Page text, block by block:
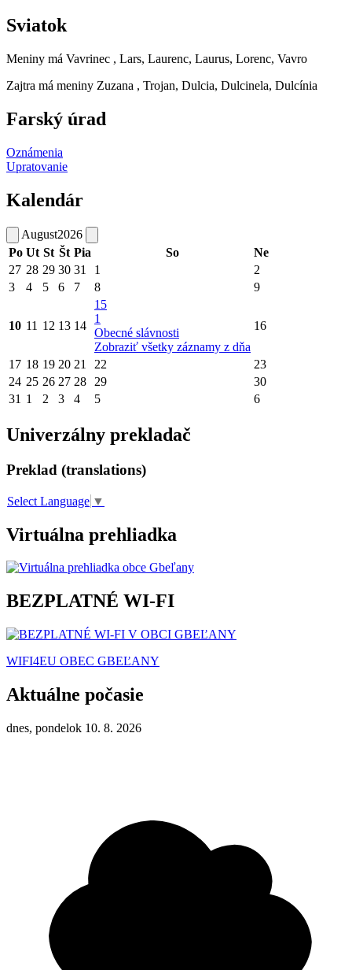
Sviatok
Meniny má Vavrinec , Lars, Laurenc, Laurus, Lorenc, Vavro
Zajtra má meniny Zuzana , Trojan, Dulcia, Dulcinela, Dulcínia
Farský úrad
Oznámenia
Upratovanie
Kalendár
August2026
Po Ut St Št Pia So
Ne
27 28 29 30 31 1
2
3
4 5 6 7 8 9
10 11 12 13 14
15
1
Obecné slávnosti
Zobraziť všetky záznamy z dňa
16
17 18 19 20 21 22
23
24 25 26 27 28 29
30
31 1 2 3 4 5 6
Univerzálny prekladač
Preklad (translations)
Select Language ▼
Virtuálna prehliadka
BEZPLATNÉ WI-FI
WIFI4EU OBEC GBEĽANY
Aktuálne počasie
dnes, pondelok 10. 8. 2026